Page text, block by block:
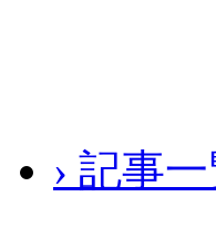
› 記事